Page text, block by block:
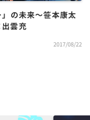
の未来～笹本康太
雲充
2017/08/22